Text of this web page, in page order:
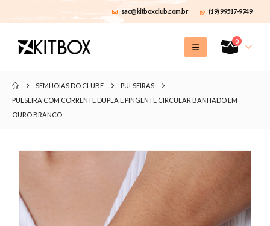
sac@kitboxclub.com.br (19) 99517-9749
0
SEMIJOIAS DO CLUBE
PULSEIRAS
PULSEIRA COM CORRENTE DUPLA E PINGENTE CIRCULAR BANHADO EM
OURO BRANCO